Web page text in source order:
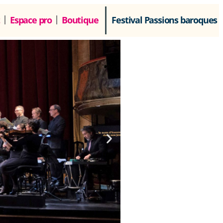
Espace pro Boutique Festival Passions baroques